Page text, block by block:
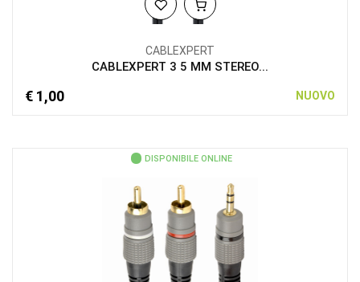
CABLEXPERT
CABLEXPERT 3 5 MM STEREO...
€ 1,00 NUOVO
DISPONIBILE ONLINE